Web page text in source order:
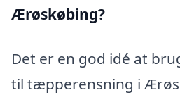
Ærøskøbing?
Det er en god idé at
til tæpperensning i